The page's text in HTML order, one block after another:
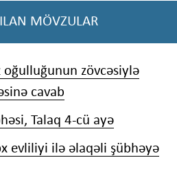
MÖVZULAR
oğulluğunun zövcəsiylə
cavab
Talaq 4-cü ayə
evliliyi ilə əlaqəli şübhəyə